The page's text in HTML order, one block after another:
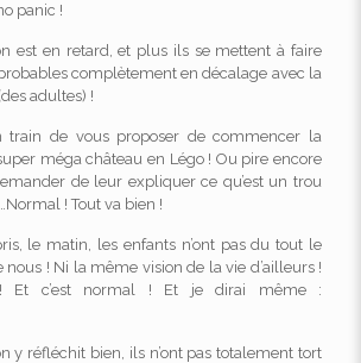
panic !
est en retard, et plus ils se mettent à faire
complètement en décalage avec la
adultes) !
train de vous proposer de commencer la
méga château en Légo ! Ou pire encore
de leur expliquer ce qu’est un trou
! Tout va bien !
le matin, les enfants n’ont pas du tout le
! Ni la même vision de la vie d’ailleurs !
Et c’est normal ! Et je dirai même :
y réfléchit bien, ils n’ont pas totalement tort